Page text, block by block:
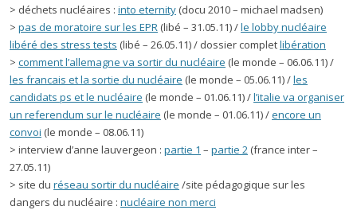
> déchets nucléaires : into eternity (docu 2010 – michael madsen)
> pas de moratoire sur les EPR (libé – 31.05.11) /le lobby nucléaire
libéré des stress tests (libé – 26.05.11) / dossier completlibération
> comment l’allemagne va sortir du nucléaire (le monde – 06.06.11) /
les francais et la sortie du nucléaire (le monde – 05.06.11) /les
candidats ps et le nucléaire (le monde – 01.06.11) /l’italie va organiser
un referendum sur le nucléaire (le monde – 01.06.11) /encore un
convoi (le monde – 08.06.11)
> interview d’anne lauvergeon : partie 1 – partie 2 (france inter –
27.05.11)
> site du réseau sortir du nucléaire /site pédagogique sur les
dangers du nucléaire : nucléaire non merci